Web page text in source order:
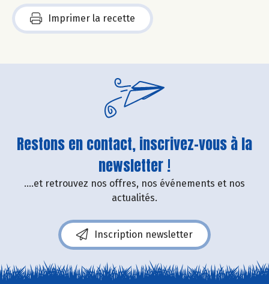
Imprimer la recette
Restons en contact, inscrivez-vous à la
newsletter !
....et retrouvez nos offres, nos événements et nos
actualités.
Inscription newsletter